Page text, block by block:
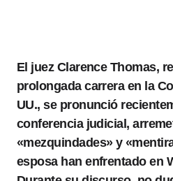
El juez Clarence Thomas,
prolongada carrera en la
UU., se pronunció
conferencia judicial,
«mezquindades» y
esposa han enfrentado en